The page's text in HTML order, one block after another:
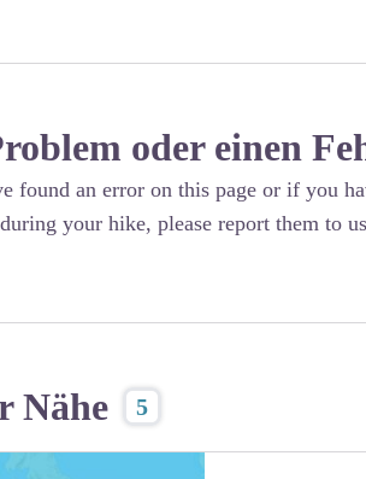
oder einen
found an error on this page or if you
your hike, please report them to
Nähe 5